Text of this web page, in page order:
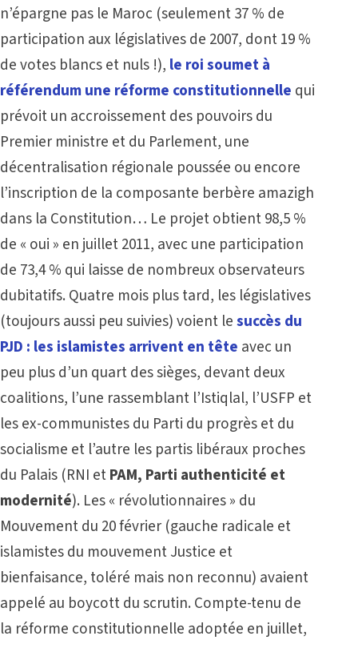
n’épargne pas le Maroc (seulement 37 % de
participation aux législatives de 2007, dont 19 %
de votes blancs et nuls !), le roi soumet à
référendum une réforme constitutionnelle qui
prévoit un accroissement des pouvoirs du
Premier ministre et du Parlement, une
décentralisation régionale poussée ou encore
l’inscription de la composante berbère amazigh
dans la Constitution… Le projet obtient 98,5 %
de « oui » en juillet 2011, avec une participation
de 73,4 % qui laisse de nombreux observateurs
dubitatifs. Quatre mois plus tard, les législatives
(toujours aussi peu suivies) voient lesuccès du
PJD : les islamistes arrivent en tête avec un
peu plus d’un quart des sièges, devant deux
coalitions, l’une rassemblant l’Istiqlal, l’USFP et
les ex-communistes du Parti du progrès et du
socialisme et l’autre les partis libéraux proches
du Palais (RNI etPAM, Parti authenticité et
modernité). Les « révolutionnaires » du
Mouvement du 20 février (gauche radicale et
islamistes du mouvement Justice et
bienfaisance, toléré mais non reconnu) avaient
appelé au boycott du scrutin. Compte-tenu de
la réforme constitutionnelle adoptée en juillet,